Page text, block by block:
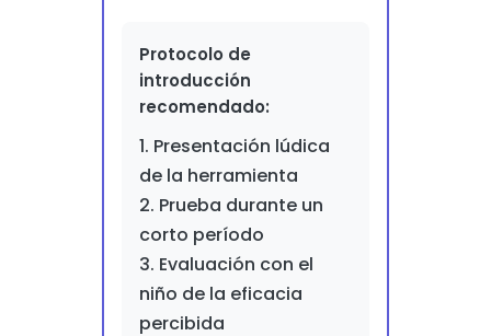
Protocolo de
introducción
recomendado:
1. Presentación lúdica
de la herramienta
2. Prueba durante un
corto período
3. Evaluación con el
niño de la eficacia
percibida